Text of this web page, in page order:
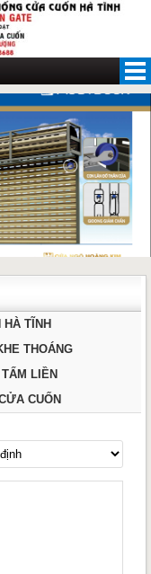
HÀ TĨNH
THOÁNG
LIỀN
CUỐN